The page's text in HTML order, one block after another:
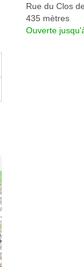
Rue du Clos
435 mètres
Ouverte